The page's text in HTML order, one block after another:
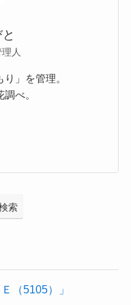
人
」を管理。
べ。
索
（5105）」